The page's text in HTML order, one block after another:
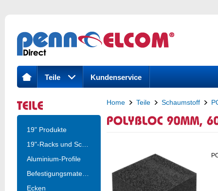
Teile Kundenservice
19" Produkte
Aluminium-Profile
Ecken
Home Teile Schaumstoff